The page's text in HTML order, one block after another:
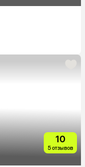
10
5 отзывов